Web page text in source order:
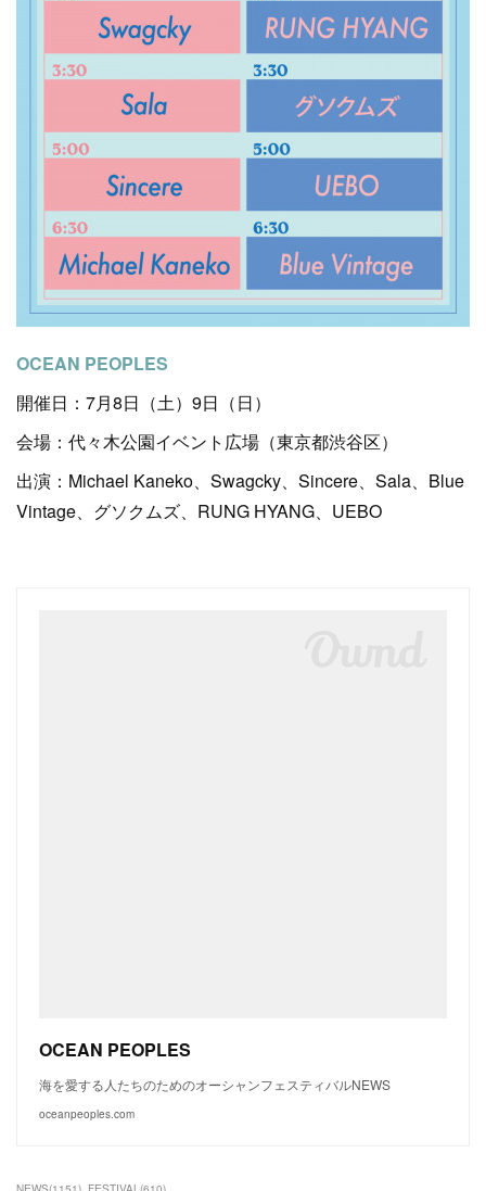
OCEAN PEOPLES
開催日：7月8日（土）9日（日）
会場：代々木公園イベント広場（東京都渋谷区）
出演：Michael Kaneko、Swagcky、Sincere、Sala、Blue
Vintage、グソクムズ、RUNG HYANG、UEBO
OCEAN PEOPLES
海を愛する人たちのためのオーシャンフェスティバルNEWS
oceanpeoples.com